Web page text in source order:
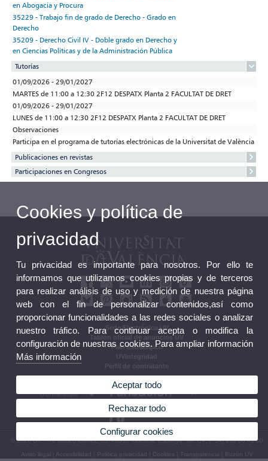
en Abogacía y Procura
35229 - Trabajo fin de grado de Derecho - Grado en
Derecho
35209 - Derecho Civil IV - Doble grado en Derecho y
en Ciencias Políticas y de la Administración Pública
Tutorías
01/09/2026 - 29/01/2027
MARTES de 11:00 a 12:30 2F12 DESPATX Planta 2 FACULTAT DE DRET
01/09/2026 - 29/01/2027
LUNES de 11:00 a 12:30 2F12 DESPATX Planta 2 FACULTAT DE DRET
Observaciones
Participa en el programa de tutorías electrónicas de la Universitat de València
Publicaciones en revistas
Participaciones en Congresos
Sede Electrónica UV
Tablón oficial de anuncios UV
Plan Estratégico
UVintegridad
Perfil de contratante
© 2026 UV. - Av. Blasco Ibáñez, 13. 46010 València. Espanya. Tel. UV: (+34) 963 86 41 00
Aviso legal Accesibilidad Política privacidad Cookies Transparencia Buzón UV
Cookies y política de
privacidad
Tu privacidad es importante para nosotros. Por ello te
informamos que utilizamos cookies propias y de terceros
para realizar análisis de uso y medición de nuestra página
web con el fin de personalizar contenidos,así como
proporcionar funcionalidades a las redes sociales o analizar
nuestro tráfico. Para continuar acepta o modifica la
configuración de nuestras cookies. Para ampliar información
Más información
Aceptar todo
Rechazar todo
Configurar cookies